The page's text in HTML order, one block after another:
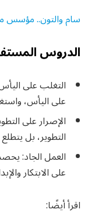
سام والتون.. مؤسس
الدروس
التغلب على
على اليأس،
الإصرار على
التطوير، بل
العمل الجاد:
على الابتكار
اقرأ أيضًا: